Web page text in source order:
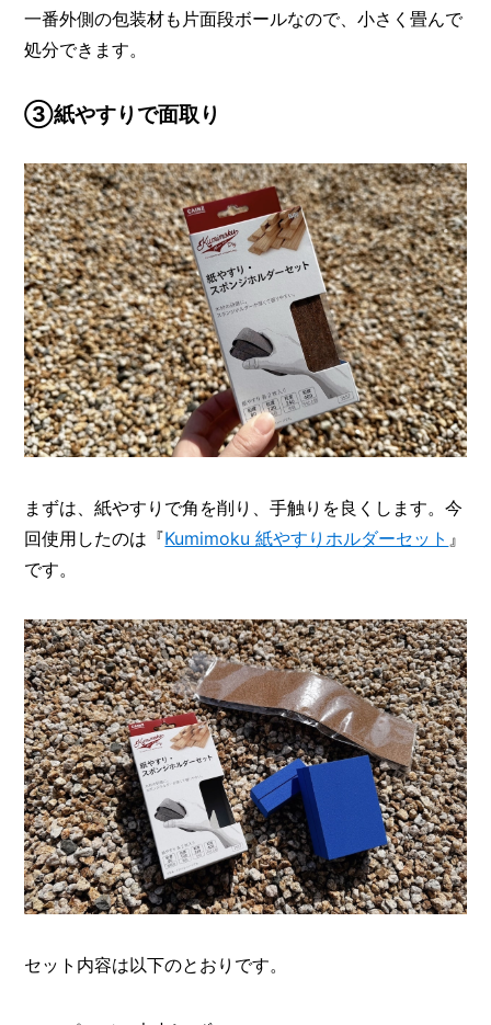
一番外側の包装材も片面段ボールなので、小さく畳んで
処分できます。
③紙やすりで面取り
まずは、紙やすりで角を削り、手触りを良くします。今
回使用したのは『Kumimoku 紙やすりホルダーセット 』
です。
セット内容は以下のとおりです。